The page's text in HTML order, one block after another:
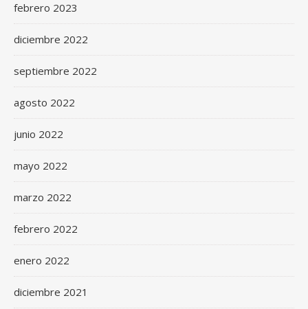
febrero 2023
diciembre 2022
septiembre 2022
agosto 2022
junio 2022
mayo 2022
marzo 2022
febrero 2022
enero 2022
diciembre 2021